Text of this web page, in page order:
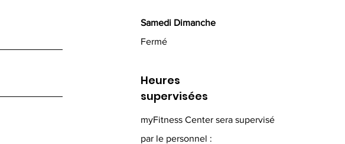
Samedi Dimanche
Fermé
Heures
supervisées
myFitness Center sera supervisé
par le personnel :